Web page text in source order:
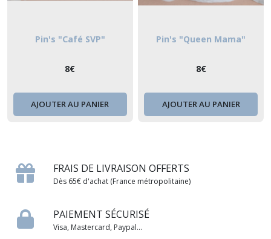
Pin's "Café SVP"
8€
AJOUTER AU PANIER
Pin's "Queen Mama"
8€
AJOUTER AU PANIER
FRAIS DE LIVRAISON OFFERTS
Dès 65€ d'achat (France métropolitaine)
PAIEMENT SÉCURISÉ
Visa, Mastercard, Paypal...